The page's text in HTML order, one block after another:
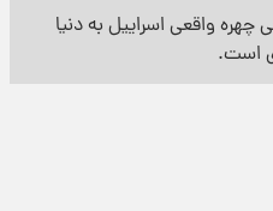
واقعی اسراییل به دنیا
است.